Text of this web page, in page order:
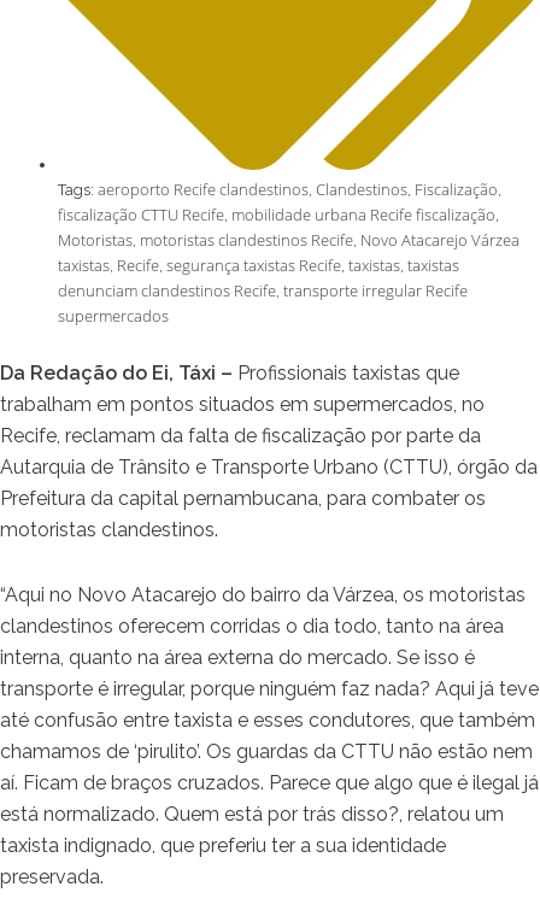
Tags: aeroporto Recife clandestinos, Clandestinos, Fiscalização,
fiscalização CTTU Recife, mobilidade urbana Recife fiscalização,
Motoristas, motoristas clandestinos Recife, Novo Atacarejo Várzea
taxistas, Recife, segurança taxistas Recife, taxistas, taxistas
denunciam clandestinos Recife, transporte irregular Recife
supermercados
Da Redação do Ei, Táxi – Profissionais taxistas que
trabalham em pontos situados em supermercados, no
Recife, reclamam da falta de fiscalização por parte da
Autarquia de Trânsito e Transporte Urbano (CTTU), órgão da
Prefeitura da capital pernambucana, para combater os
motoristas clandestinos.
“Aqui no Novo Atacarejo do bairro da Várzea, os motoristas
clandestinos oferecem corridas o dia todo, tanto na área
interna, quanto na área externa do mercado. Se isso é
transporte é irregular, porque ninguém faz nada? Aqui já teve
até confusão entre taxista e esses condutores, que também
chamamos de ‘pirulito’. Os guardas da CTTU não estão nem
aí. Ficam de braços cruzados. Parece que algo que é ilegal já
está normalizado. Quem está por trás disso?, relatou um
taxista indignado, que preferiu ter a sua identidade
preservada.